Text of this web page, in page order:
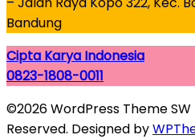
Bandung
Cipta Karya Indonesia
0823-1808-0011
©2026 WordPress Theme
Reserved. Designed by